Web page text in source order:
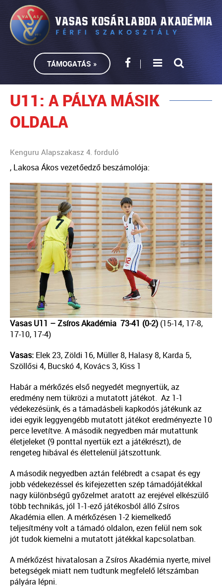
TÁMOGATÁS »
U11: A PÁLYA MÁSIK
OLDALA
Kenguru Alapszakasz 4. forduló
, Lakosa Ákos vezetőedző beszámolója:
Vasas U11 – Zsíros Akadémia 73-41 (0-2) (15-14, 17-8,
17-10, 17-4)
Vasas: Elek 23, Zöldi 16, Müller 8, Halasy 8, Karda 5,
Szöllősi 4, Bucskó 4, Kovács 3, Kiss 1
Habár a mérkőzés első negyedét megnyertük, az
eredmény nem tükrözi a mutatott játékot. Az 1-1
védekezésünk, és a támadásbeli kapkodós játékunk az
idei egyik leggyengébb mutatott játékot eredményezte 10
perce levetítve. A második negyedben már mutattunk
életjeleket (9 ponttal nyertük ezt a játékrészt), de
rengeteg hibával és élettelenül játszottunk.
A második negyedben aztán felébredt a csapat és egy
jobb védekezéssel és kifejezetten szép támadójátékkal
nagy különbségű győzelmet aratott az erejével elkészülő
több technikás, jól 1-1-ező játékosból álló Zsíros
Akadémia ellen. A mérkőzésen 1-2 kiemelkedő
teljesítmény volt a támadó oldalon, ezen felül nem sok
jót tudok kiemelni a mutatott játékkal kapcsolatban.
A mérkőzést hivatalosan a Zsíros Akadémia nyerte, mivel
betegségek miatt nem tudtunk megfelelő létszámban
pályára lépni.